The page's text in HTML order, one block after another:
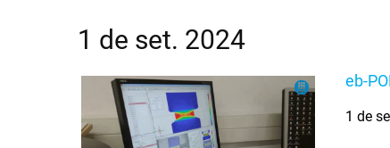
1 de set. 2024
eb-
1 de